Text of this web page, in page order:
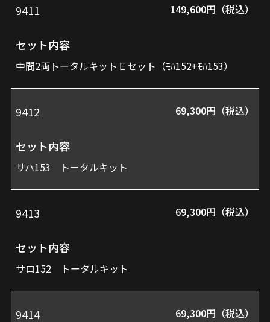
9411 149,600円（税込）
セット内容
中間2両トータルキットＥセット（ﾓﾊ152+ﾓﾊ153）
9412 69,300円（税込）
セット内容
サハ153 トータルキット
9413 69,300円（税込）
セット内容
サロ152 トータルキット
9414 69,300円（税込）